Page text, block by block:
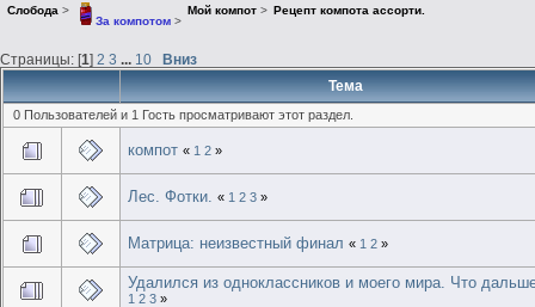
Слобода >
За компотом>
Мой компот> Рецепт компота ассорти.
Страницы: [1] 2 3 ... 10
Вниз
Тема
0 Пользователей и 1 Гость просматривают этот раздел.
компот « 1 2 »
Лес. Фотки. « 1 2 3 »
Матрица: неизвестный финал « 1 2 »
Удалился из одноклассников и моего мира. Что
1 2 3 »